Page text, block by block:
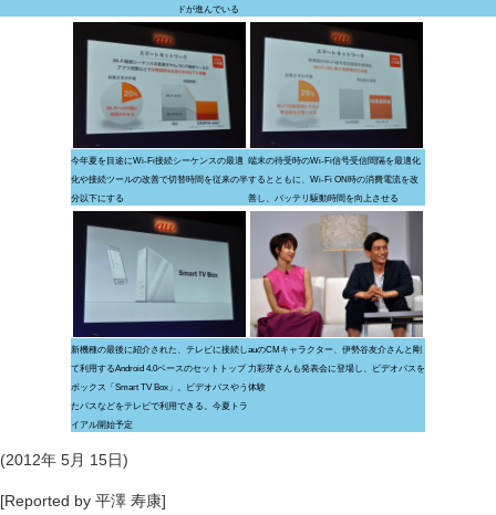
ドが進んでいる
今年夏を目途にWi-Fi接続シーケンスの最適
化や接続ツールの改善で切替時間を従来の半
分以下にする
端末の待受時のWi-Fi信号受信間隔を最適化
するとともに、Wi-Fi ON時の消費電流を改
善し、バッテリ駆動時間を向上させる
新機種の最後に紹介された、テレビに接続し
て利用するAndroid 4.0ベースのセットトップ
ボックス「Smart TV Box」。ビデオパスやう
たパスなどをテレビで利用できる。今夏トラ
イアル開始予定
auのCMキャラクター、伊勢谷友介さんと剛
力彩芽さんも発表会に登場し、ビデオパスを
体験
(2012年 5月 15日)
[Reported by 平澤 寿康]